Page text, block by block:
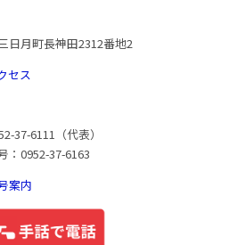
日月町長神田2312番地2
セス
37-6111（代表）
：0952-37-6163
案内